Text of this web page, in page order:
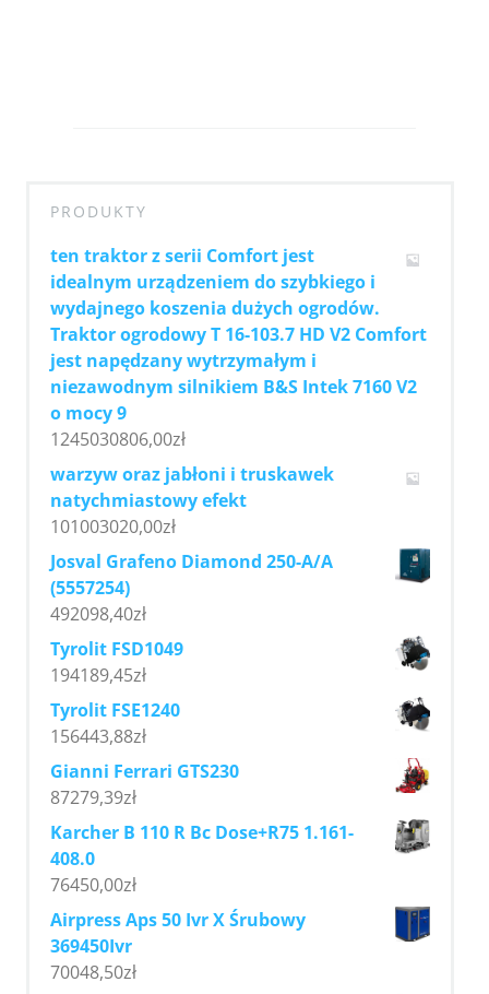
PRODUKTY
ten traktor z serii Comfort jest
idealnym urządzeniem do szybkiego i
wydajnego koszenia dużych ogrodów.
Traktor ogrodowy T 16-103.7 HD V2 Comfort
jest napędzany wytrzymałym i
niezawodnym silnikiem B&S Intek 7160 V2
o mocy 9
1245030806,00zł
warzyw oraz jabłoni i truskawek
natychmiastowy efekt
101003020,00zł
Josval Grafeno Diamond 250-A/A
(5557254)
492098,40zł
Tyrolit FSD1049
194189,45zł
Tyrolit FSE1240
156443,88zł
Gianni Ferrari GTS230
87279,39zł
Karcher B 110 R Bc Dose+R75 1.161-
408.0
76450,00zł
Airpress Aps 50 Ivr X Śrubowy
369450Ivr
70048,50zł